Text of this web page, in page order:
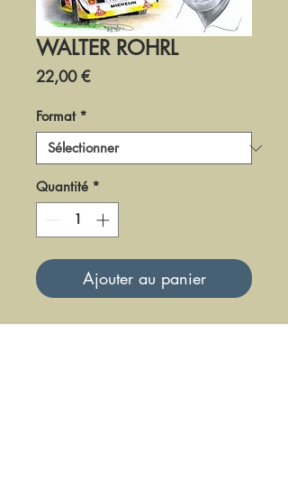
WALTER ROHRL
22,00 €Prix
Format *
Quantité *
Ajouter au panier
DPR19